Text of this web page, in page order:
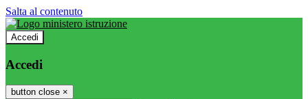
Salta al contenuto
Accedi
Accedi
button close ×